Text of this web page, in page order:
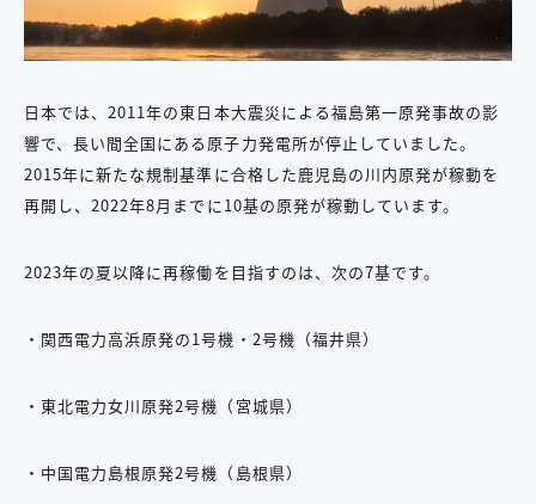
日本では、2011年の東日本大震災による福島第一原発事故の影
響で、長い間全国にある原子力発電所が停止していました。
2015年に新たな規制基準に合格した鹿児島の川内原発が稼動を
再開し、2022年8月までに10基の原発が稼動しています。
2023年の夏以降に再稼働を目指すのは、次の7基です。
・関西電力高浜原発の1号機・2号機（福井県）
・東北電力女川原発2号機（宮城県）
・中国電力島根原発2号機（島根県）